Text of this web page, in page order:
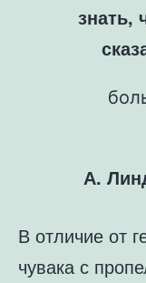
знать,
А.
В отличие от
чувака с